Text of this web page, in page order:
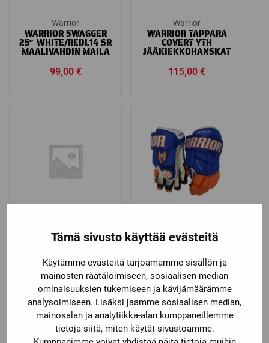
Tämä sivusto käyttää evästeitä
Käytämme evästeitä tarjoamamme sisällön ja
mainosten räätälöimiseen, sosiaalisen median
ominaisuuksien tukemiseen ja kävijämäärämme
analysoimiseen. Lisäksi jaamme sosiaalisen median,
mainosalan ja analytiikka-alan kumppaneillemme
tietoja siitä, miten käytät sivustoamme.
Warrior
WARRIOR SWAGGER
25″ WHITE/REDL14 SR
MAALIVAHDIN MAILA
99,00 €
Warrior
WARRIOR TAPPARA
COVERT YTH
JÄÄKIEKKOHANSKAT
115,00€
Warrior
WARRIOR SWAGGER
99,00€
Warrior
WARRIOR TAPPARA
JÄÄKIEKKOHANSKAT
149,00€ – 159,00€
range:
149,00 €
159,00 €